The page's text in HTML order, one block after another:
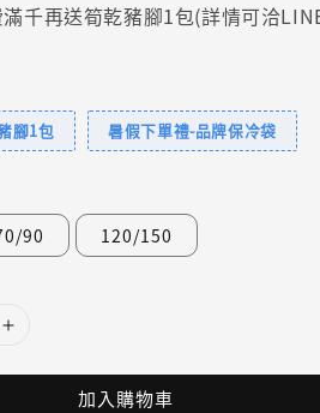
千再送筍乾豬腳1包(詳情可洽
腳1包 暑假下單禮-品牌保冷袋
90 120/150
加入購物車